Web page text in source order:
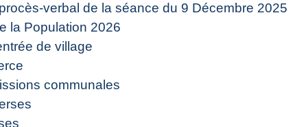
verbal de la séance du 9 Décembre 2025
Population 2026
de village
communales